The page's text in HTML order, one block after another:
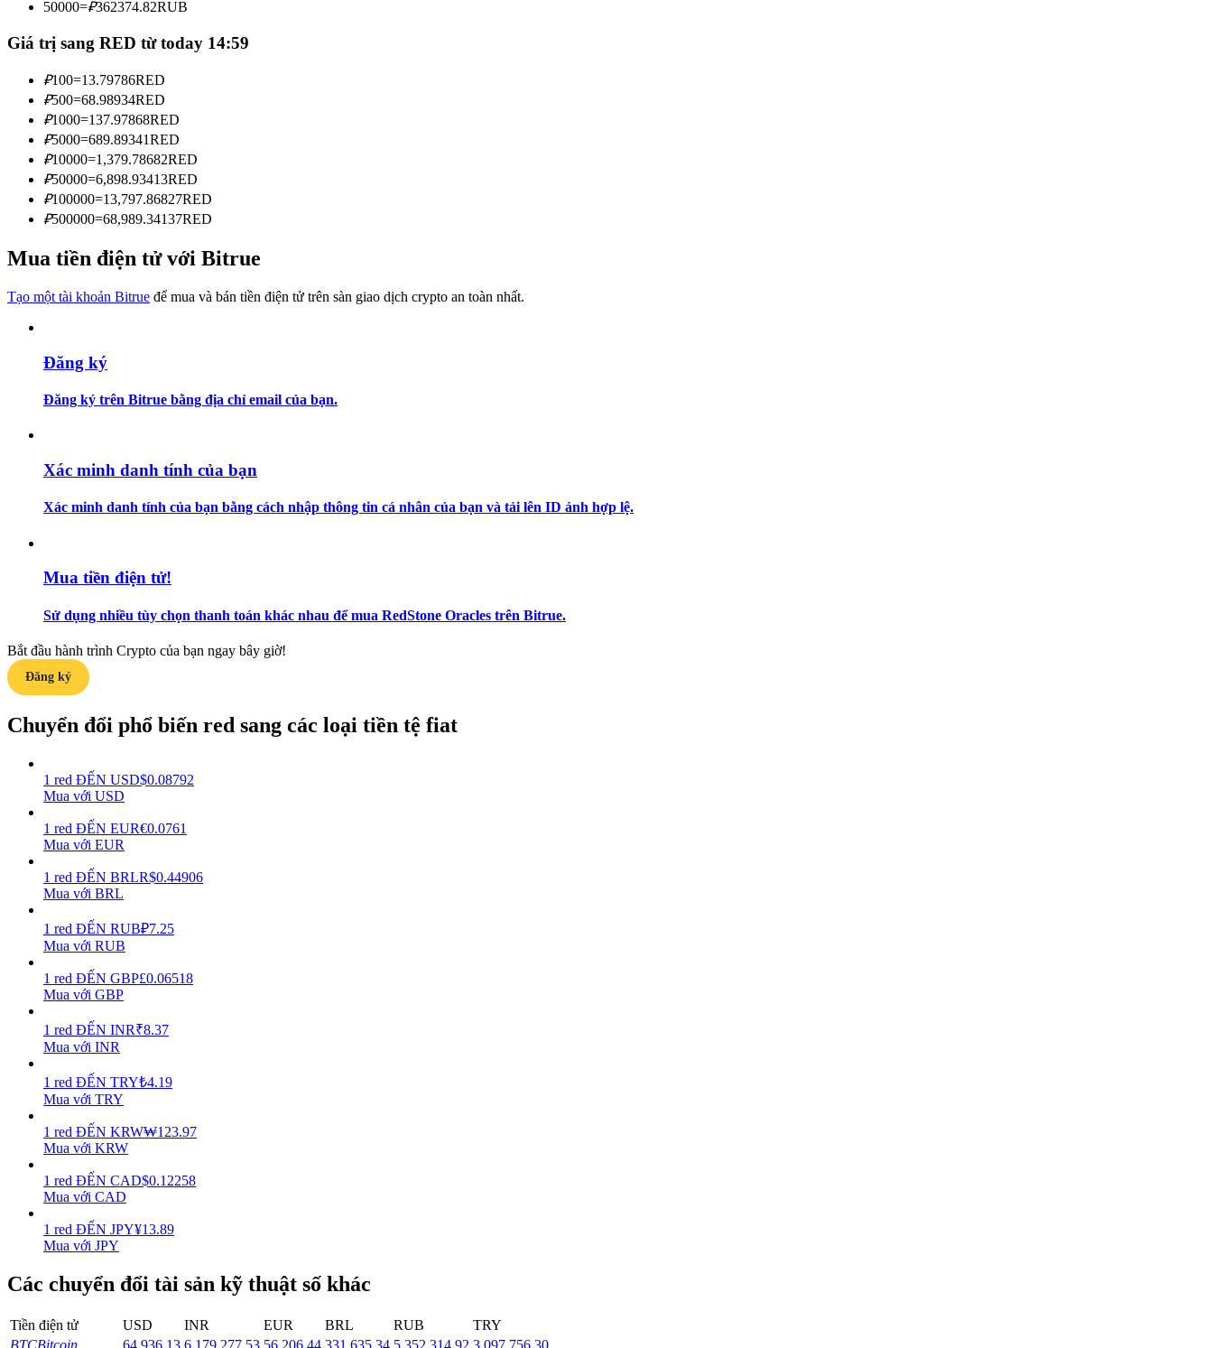
Trở thành Nhà giao dịch Sao chép
Tận hưởng chia sẻ lợi nhuận và hoa hồng giao dịch sao chép
Thông tin
Phân tích dữ liệu lớn bao gồm thông tin giao dịch, v.v.
Hướng dẫn
Hướng dẫn giao dịch Spot
Chiến lược giao dịch
Học cách duy trì lợi nhuận
Làm cho tài sản của bạn tăng giá trị đều đặn
50000=₽362374.82RUB
Giá trị sang RED từ today 14:59
₽100=13.79786RED
₽500=68.98934RED
₽1000=137.97868RED
₽5000=689.89341RED
₽10000=1,379.78682RED
₽50000=6,898.93413RED
₽100000=13,797.86827RED
₽500000=68,989.34137RED
Mua tiền điện tử với Bitrue
Tạo một tài khoản Bitrue để mua và bán tiền điện tử trên sàn giao dịch crypto an toàn nhất.
Đăng ký
Đăng ký trên Bitrue bằng địa chỉ email của bạn.
Xác minh danh tính của bạn
Xác minh danh tính của bạn bằng cách nhập thông tin cá nhân của bạn và tải lên ID ảnh hợp lệ.
Mua tiền điện tử!
Sử dụng nhiều tùy chọn thanh toán khác nhau để mua RedStone Oracles trên Bitrue.
Bắt đầu hành trình Crypto của bạn ngay bây giờ!
Đăng ký
Chuyển đổi phổ biến red sang các loại tiền tệ fiat
1 red ĐẾN USD$0.08792
Mua với USD
1 red ĐẾN EUR€0.0761
Mua với EUR
1 red ĐẾN BRLR$0.44906
Mua với BRL
1 red ĐẾN RUB₽7.25
Mua với RUB
1 red ĐẾN GBP£0.06518
Mua với GBP
1 red ĐẾN INR₹8.37
Mua với INR
1 red ĐẾN TRY₺4.19
Mua với TRY
1 red ĐẾN KRW₩123.97
Mua với KRW
1 red ĐẾN CAD$0.12258
Mua với CAD
1 red ĐẾN JPY¥13.89
Mua với JPY
Các chuyển đổi tài sản kỹ thuật số khác
Tiền điện tử USD INR EUR BRL RUB
TRY
BTCBitcoin 64,936.13 6,179,277.53 56,206.44 331,635.34 5,352,314.92 3,097,756.30